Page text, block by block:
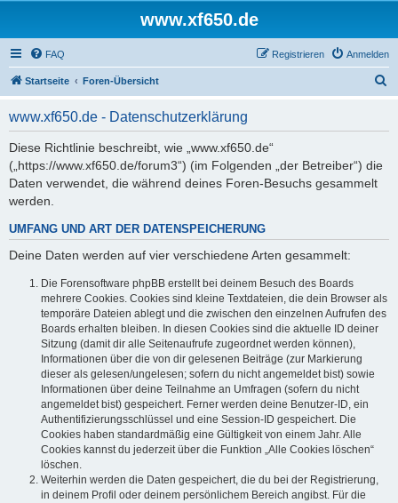
www.xf650.de
FAQ Anmelden
Registrieren
Startseite Foren-Übersicht
www.xf650.de - Datenschutzerklärung
Diese Richtlinie beschreibt, wie „www.xf650.de“
(„https://www.xf650.de/forum3“) (im Folgenden „der Betreiber“) die
Daten verwendet, die während deines Foren-Besuchs gesammelt
werden.
UMFANG UND ART DER DATENSPEICHERUNG
Deine Daten werden auf vier verschiedene Arten gesammelt:
Die Forensoftware phpBB erstellt bei deinem Besuch des Boards
mehrere Cookies. Cookies sind kleine Textdateien, die dein Browser als
temporäre Dateien ablegt und die zwischen den einzelnen Aufrufen des
Boards erhalten bleiben. In diesen Cookies sind die aktuelle ID deiner
Sitzung (damit dir alle Seitenaufrufe zugeordnet werden können),
Informationen über die von dir gelesenen Beiträge (zur Markierung
dieser als gelesen/ungelesen; sofern du nicht angemeldet bist) sowie
Informationen über deine Teilnahme an Umfragen (sofern du nicht
angemeldet bist) gespeichert. Ferner werden deine Benutzer-ID, ein
Authentifizierungsschlüssel und eine Session-ID gespeichert. Die
Cookies haben standardmäßig eine Gültigkeit von einem Jahr. Alle
Cookies kannst du jederzeit über die Funktion „Alle Cookies löschen“
löschen.
Weiterhin werden die Daten gespeichert, die du bei der Registrierung,
in deinem Profil oder deinem persönlichem Bereich angibst. Für die